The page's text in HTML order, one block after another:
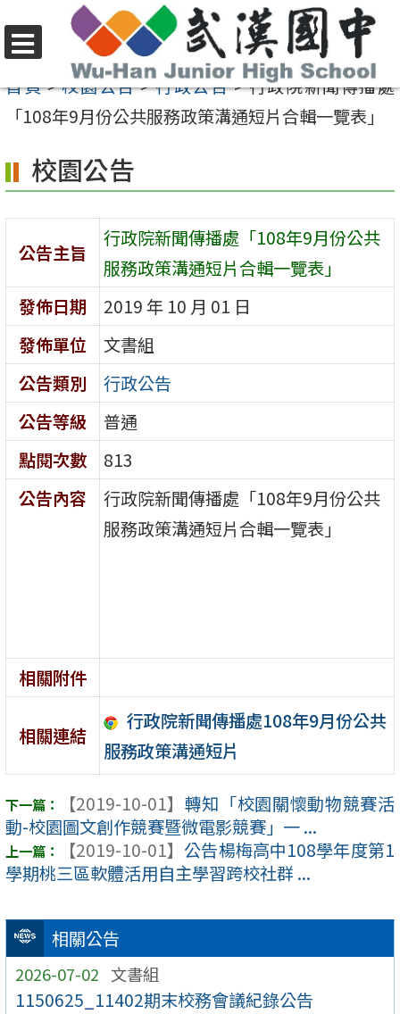
至
容
區
選
單
首頁>校園公告>行政公告>行政院新聞傳播處
「108年9月份公共服務政策溝通短片合輯一覽表」
相關公告
2026-07-02 文書組
1150625_11402期末校務會議紀錄公告
校園公告
公告主旨
行政院新聞傳播處「108年9月份公共
服務政策溝通短片合輯一覽表」
發佈日期
2019 年 10 月 01 日
發佈單位
文書組
公告類別
行政公告
公告等級
普通
點閱次數
813
公告內容
行政院新聞傳播處「108年9月份公共
服務政策溝通短片合輯一覽表」
相關附件
相關連結
行政院新聞傳播處108年9月份公共
服務政策溝通短片
【2019-10-01】 轉知「校園關懷動物競賽活
動-校園圖文創作競賽暨微電影競賽」一 ...
【2019-10-01】 公告楊梅高中108學年度第1
學期桃三區軟體活用自主學習跨校社群 ...